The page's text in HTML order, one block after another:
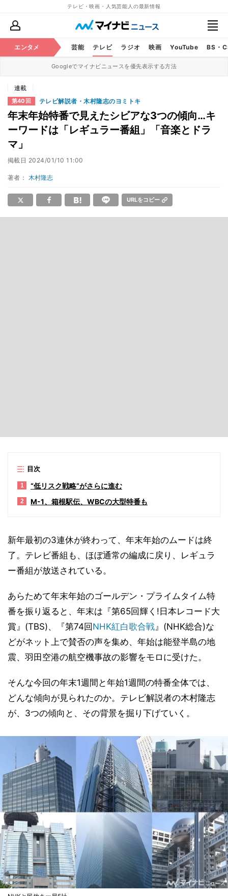
テレビ・映画・人気芸能人の最新情報
エンタメ 芸能 テレビ ラジオ 映画 YouTube BS・
Googleでマイナビニュースを優先表示する方法
連載
第40回 テレビ解説者・木村隆志のヨミトキ
年末年始特番で見えたシビアな3つの傾向…キ
ーワードは「レギュラー番組」「音楽とドラ
マ」
掲載日 2024/01/10 11:00
著者： 木村隆志
URLをコピー
目次
1 “低リスク戦略”がさらに進む
2 M-1、箱根駅伝、WBCの大型特番も
新年最初の3連休が終わって、年末年始のムードは終
了。テレビ番組も、ほぼ通常の編成に戻り、レギュラ
ー番組が放送されている。
あらためて年末年始のゴールデン・プライムタイム特
番を振り返ると、年末は『第65回輝く!日本レコード大
賞』(TBS)、『第74回 NHK紅白歌合戦』(NHK総合)な
どがネット上で賛否の声を集め、年始は能登半島の地
震、羽田空港の航空機事故の影響をモロに受けた。
そんな今回の年末1週間と年始1週間の特番全体では、
どんな傾向が見られたのか。テレビ解説者の木村隆志
が、3つの傾向と、その背景を掘り下げていく。